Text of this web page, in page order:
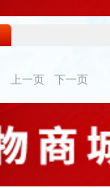
上一页 下一页